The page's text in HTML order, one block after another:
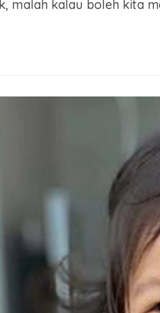
malah kalau boleh kita